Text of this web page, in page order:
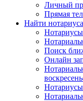
Личный
Прямая
Найти нотариуса
Поиск
Онлайн
Нотариусы